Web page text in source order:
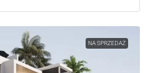
NA SPRZEDAŻ